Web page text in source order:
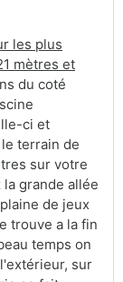
les plus
mètres et
du coté
ci et
terrain de
sur votre
grande allée
de jeux
trouve a la fin
temps on
sur